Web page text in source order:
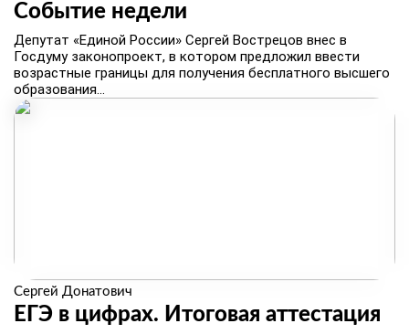
Событие недели
Депутат «Единой России» Сергей Вострецов внес в
Госдуму законопроект, в котором предложил ввести
возрастные границы для получения бесплатного высшего
образования...
Сергей Донатович
ЕГЭ в цифрах. ​Итоговая аттестация